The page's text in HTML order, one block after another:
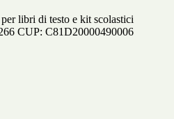
libri di testo e kit scolastici
CUP: C81D20000490006